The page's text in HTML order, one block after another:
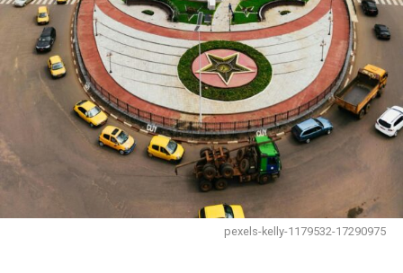
pexels-kelly-1179532-17290975